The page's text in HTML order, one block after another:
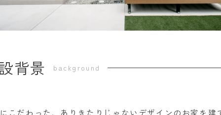
背景 background
こだわった、ありきたりじゃないデザインのお家を建